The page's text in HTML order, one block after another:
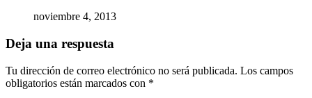
noviembre 4, 2013
Deja una respuesta
Tu dirección de correo electrónico no será publicada. Los campos
obligatorios están marcados con *